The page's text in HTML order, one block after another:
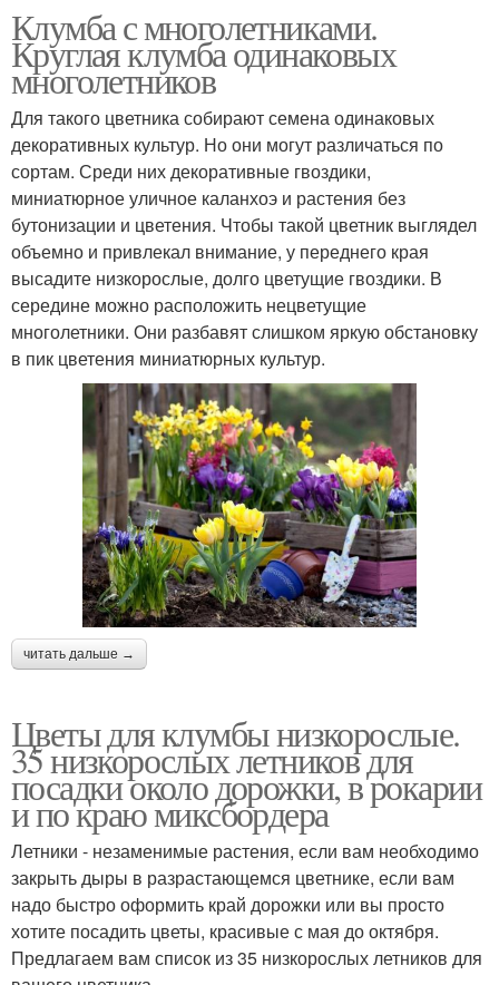
Клумба с многолетниками.
Круглая клумба одинаковых
многолетников
Для такого цветника собирают семена одинаковых
декоративных культур. Но они могут различаться по
сортам. Среди них декоративные гвоздики,
миниатюрное уличное каланхоэ и растения без
бутонизации и цветения. Чтобы такой цветник выглядел
объемно и привлекал внимание, у переднего края
высадите низкорослые, долго цветущие гвоздики. В
середине можно расположить нецветущие
многолетники. Они разбавят слишком яркую обстановку
в пик цветения миниатюрных культур.
читать дальше →
Цветы для клумбы низкорослые.
35 низкорослых летников для
посадки около дорожки, в рокарии
и по краю миксбордера
Летники - незаменимые растения, если вам необходимо
закрыть дыры в разрастающемся цветнике, если вам
надо быстро оформить край дорожки или вы просто
хотите посадить цветы, красивые с мая до октября.
Предлагаем вам список из 35 низкорослых летников для